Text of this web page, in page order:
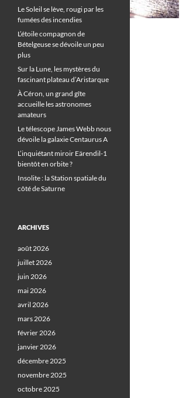
Le Soleil se lève, rougi par les
fumées des incendies
L’étoile compagnon de
Bételgeuse se dévoile un peu
plus
Sur la Lune, les mystères du
fascinant plateau d’Aristarque
À Céron, un grand gîte
accueille les astronomes
amateurs
Le télescope James Webb nous
dévoile la galaxie Centaurus A
L’inquiétant miroir Eärendil-1
bientôt en orbite ?
Insolite : la Station spatiale du
côté de Saturne
ARCHIVES
août 2026
juillet 2026
juin 2026
mai 2026
avril 2026
mars 2026
février 2026
janvier 2026
décembre 2025
novembre 2025
octobre 2025